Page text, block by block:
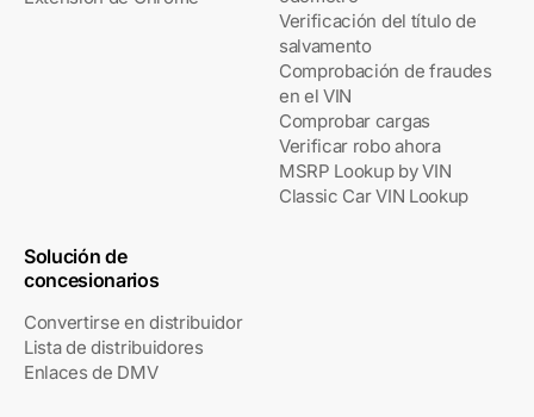
Verificación del título de
salvamento
Comprobación de fraudes
en el VIN
Comprobar cargas
Verificar robo ahora
MSRP Lookup by VIN
Classic Car VIN Lookup
Solución de
concesionarios
Convertirse en distribuidor
Lista de distribuidores
Enlaces de DMV